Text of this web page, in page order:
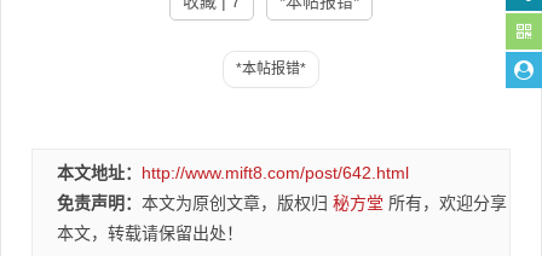
本文地址： http://www.mift8.com/post/642.html
免责声明： 本文为原创文章，版权归 秘方堂 所有，欢迎分享
本文，转载请保留出处！